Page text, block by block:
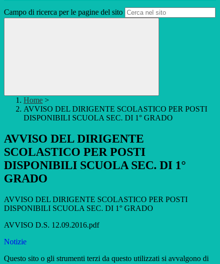
Campo di ricerca per le pagine del sito
Home >
AVVISO DEL DIRIGENTE SCOLASTICO PER POSTI
DISPONIBILI SCUOLA SEC. DI 1° GRADO
AVVISO DEL DIRIGENTE
SCOLASTICO PER POSTI
DISPONIBILI SCUOLA SEC. DI 1°
GRADO
AVVISO DEL DIRIGENTE SCOLASTICO PER POSTI
DISPONIBILI SCUOLA SEC. DI 1° GRADO
AVVISO D.S. 12.09.2016.pdf
Notizie
Questo sito o gli strumenti terzi da questo utilizzati si avvalgono di